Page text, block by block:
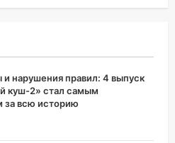
нарушения правил: 4 выпуск
куш-2» стал самым
всю историю